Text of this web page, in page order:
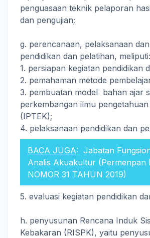
penguasaan teknik pelaporan
dan pengujian;
g. perencanaan, pelaksanaan
pendidikan dan pelatihan, meliputi:
1. persiapan kegiatan pendidikan
2. pemahaman metode
3. pembuatan model bahan ajar
perkembangan ilmu
(IPTEK);
4. pelaksanaan pendidikan dan
BACA JUGA: Jabatan
Analis Akuakultur (Permenpan
NOMOR 31 TAHUN 2019)
5. evaluasi kegiatan pendidikan
h. penyusunan Rencana Induk
Kebakaran (RISPK), yaitu